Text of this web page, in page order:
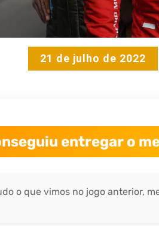
21 de julho de 2022
entregar o
o que vimos no jogo anterior,